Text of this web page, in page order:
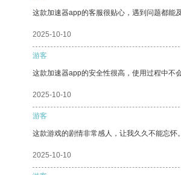
这款加速器app的客服很贴心，遇到问题都能
2025-10-10
游客
这款加速器app的安全性很高，使用过程中不
2025-10-10
游客
这款游戏的剧情非常感人，让我久久不能忘怀。
2025-10-10